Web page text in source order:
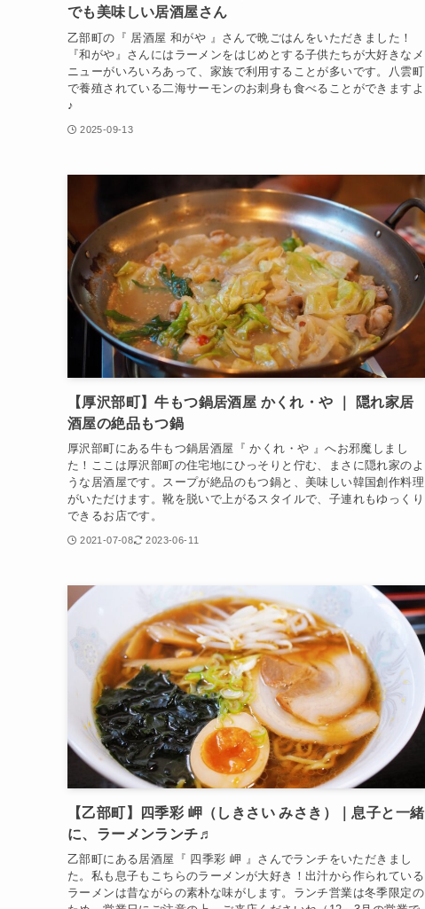
でも美味しい居酒屋さん
乙部町の『 居酒屋 和がや 』さんで晩ごはんをいただきました！
『和がや』さんにはラーメンをはじめとする子供たちが大好きなメ
ニューがいろいろあって、家族で利用することが多いです。八雲町
で養殖されている二海サーモンのお刺身も食べることができますよ
♪
2025-09-13
【厚沢部町】牛もつ鍋居酒屋 かくれ・や ｜ 隠れ家居
酒屋の絶品もつ鍋
厚沢部町にある牛もつ鍋居酒屋『 かくれ・や 』へお邪魔しまし
た！ここは厚沢部町の住宅地にひっそりと佇む、まさに隠れ家のよ
うな居酒屋です。スープが絶品のもつ鍋と、美味しい韓国創作料理
がいただけます。靴を脱いで上がるスタイルで、子連れもゆっくり
できるお店です。
2021-07-08 2023-06-11
【乙部町】四季彩 岬（しきさい みさき）｜息子と一緒
に、ラーメンランチ♬
乙部町にある居酒屋『 四季彩 岬 』さんでランチをいただきまし
た。私も息子もこちらのラーメンが大好き！出汁から作られている
ラーメンは昔ながらの素朴な味がします。ランチ営業は冬季限定の